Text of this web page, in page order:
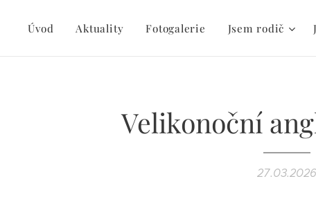
Úvod Aktuality Fotogalerie Jsem rodič
Velikonoční
27.03.2026